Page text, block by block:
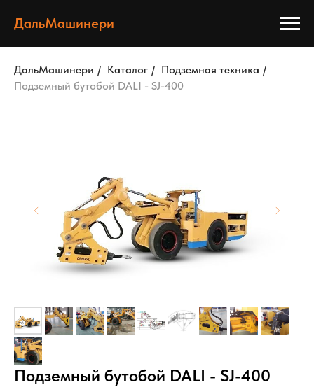
ДальМашинери
ДальМашинери / Каталог / Подземная техника /
Подземный бутобой DALI - SJ-400
Подземный бутобой DALI - SJ-400